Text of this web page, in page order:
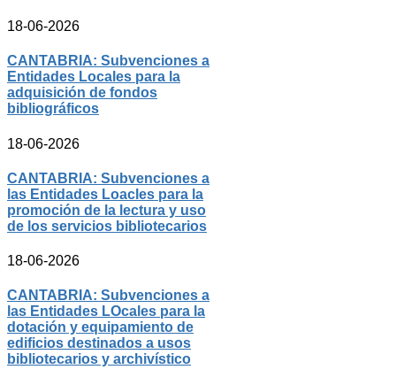
18-06-2026
CANTABRIA: Subvenciones a
Entidades Locales para la
adquisición de fondos
bibliográficos
18-06-2026
CANTABRIA: Subvenciones a
las Entidades Loacles para la
promoción de la lectura y uso
de los servicios bibliotecarios
18-06-2026
CANTABRIA: Subvenciones a
las Entidades LOcales para la
dotación y equipamiento de
edificios destinados a usos
bibliotecarios y archivístico